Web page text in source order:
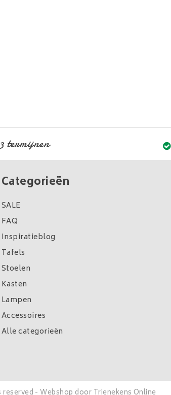
termijnen
Categorieën
SALE
FAQ
Inspiratieblog
Tafels
Stoelen
Kasten
Lampen
Accessoires
Alle categorieën